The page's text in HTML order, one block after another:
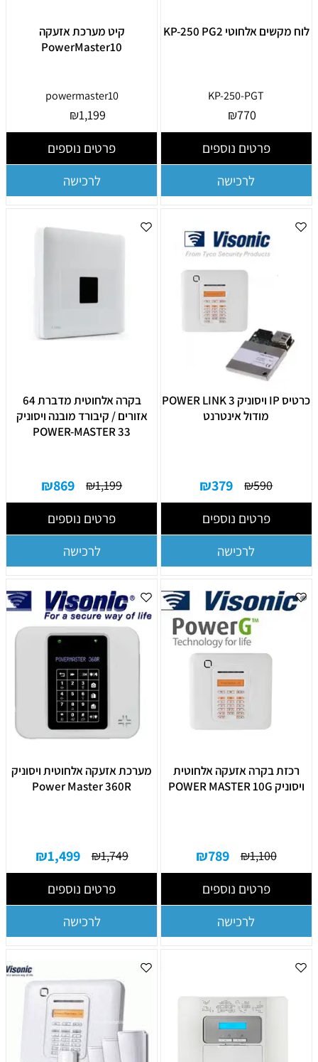
לוח מקשים אלחוטי KP-250 PG2
KP-250-PGT
₪770
פרטים נוספים
לרכישה
קיט מערכת אזעקה
PowerMaster10
powermaster10
₪1,199
פרטים נוספים
לרכישה
כרטיס IP ויסוניק POWER LINK 3
מודול אינטרנט
₪590
₪379
פרטים נוספים
לרכישה
בקרה אלחוטית מדברת 64
אזורים / קיבורד מובנה ויסוניק
POWER-MASTER 33
₪1,199
₪869
פרטים נוספים
לרכישה
רכזת בקרה אזעקה אלחוטית
ויסוניק POWER MASTER 10G
₪1,100
₪789
פרטים נוספים
לרכישה
מערכת אזעקה אלחוטית ויסוניק
Power Master 360R
₪1,749
₪1,499
פרטים נוספים
לרכישה